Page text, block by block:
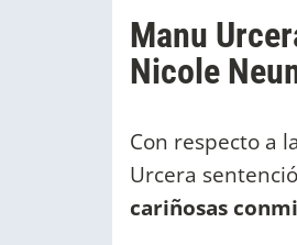
Manu
Nicole
Con respecto a
Urcera
cariñosas